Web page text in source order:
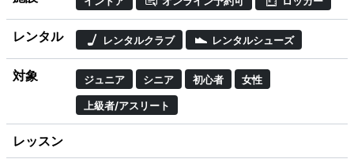
レンタル レンタルクラブ レンタルシューズ
対象 ジュニア シニア 初心者 女性
上級者/アスリート
レッスン